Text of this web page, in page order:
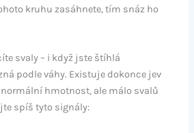
kruhu zasáhnete, tím snáz ho
svaly – i když jste štíhlá
podle váhy. Existuje dokonce jev
hmotnost, ale málo svalů
spíš tyto signály: